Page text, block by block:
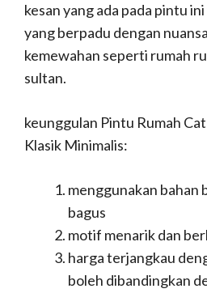
kesan yang ada pada pintu
yang berpadu dengan
kemewahan seperti rumah
sultan.
keunggulan Pintu Rumah
Klasik Minimalis:
menggunakan bahan
bagus
motif menarik dan
harga terjangkau
boleh dibandingkan